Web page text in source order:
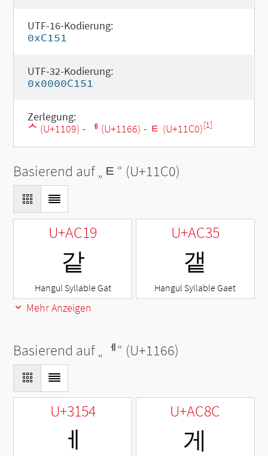
UTF-16-Kodierung:
0xC151
UTF-32-Kodierung:
0x0000C151
Zerlegung:
ᄉ (U+1109) - ᅦ (U+1166) - ᇀ (U+11C0)[1]
Basierend auf „ ᇀ “ (U+11C0)
U+AC19
같
Hangul Syllable Gat
U+AC35
갵
Hangul Syllable Gaet
Mehr Anzeigen
Basierend auf „ ᅦ“ (U+1166)
U+3154
ㅔ
U+AC8C
게